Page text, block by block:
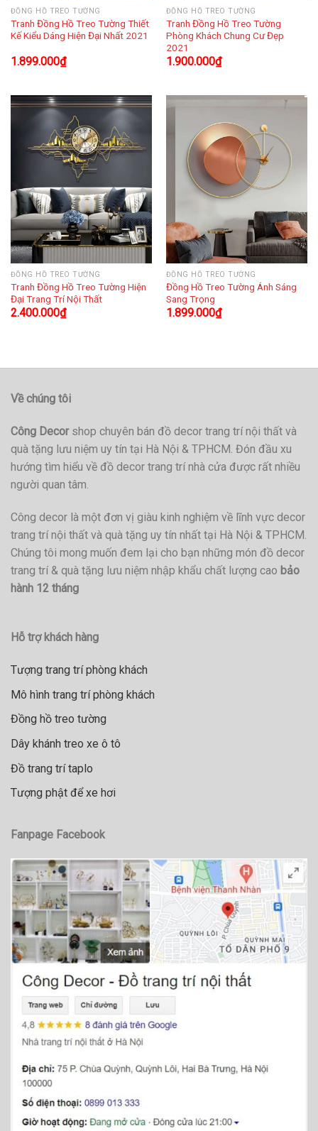
ĐỒNG HỒ TREO TƯỜNG
Tranh Đồng Hồ Treo Tường Thiết
Kế Kiểu Dáng Hiện Đại Nhất 2021
1.899.000₫
ĐỒNG HỒ TREO TƯỜNG
Tranh Đồng Hồ Treo Tường
Phòng Khách Chung Cư Đẹp
2021
1.900.000₫
ĐỒNG HỒ TREO TƯỜNG
Tranh Đồng Hồ Treo Tường Hiện
Đại Trang Trí Nội Thất
2.400.000₫
ĐỒNG HỒ TREO TƯỜNG
Đồng Hồ Treo Tường Ánh Sáng
Sang Trọng
1.899.000₫
Về chúng tôi
Công Decorshop chuyên bán đồ decor trang trí nội thất và
quà tặng lưu niệm uy tín tại Hà Nội & TPHCM. Đón đầu xu
hướng tìm hiểu về đồ decor trang trí nhà cửa được rất nhiều
người quan tâm.
Công decor là một đơn vị giàu kinh nghiệm về lĩnh vực decor
trang trí nội thất và quà tặng uy tín nhất tại Hà Nội & TPHCM.
Chúng tôi mong muốn đem lại cho bạn những món đồ decor
trang trí & quà tặng lưu niệm nhập khẩu chất lượng cao bảo
hành 12 tháng
Hỗ trợ khách hàng
Tượng trang trí phòng khách
Mô hình trang trí phòng khách
Đồng hồ treo tường
Dây khánh treo xe ô tô
Đồ trang trí taplo
Tượng phật để xe hơi
Fanpage Facebook